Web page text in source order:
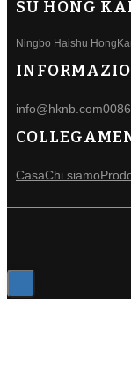
SU HONG
Ningbo Haishu
info@hknb.com
CasaChi siamo